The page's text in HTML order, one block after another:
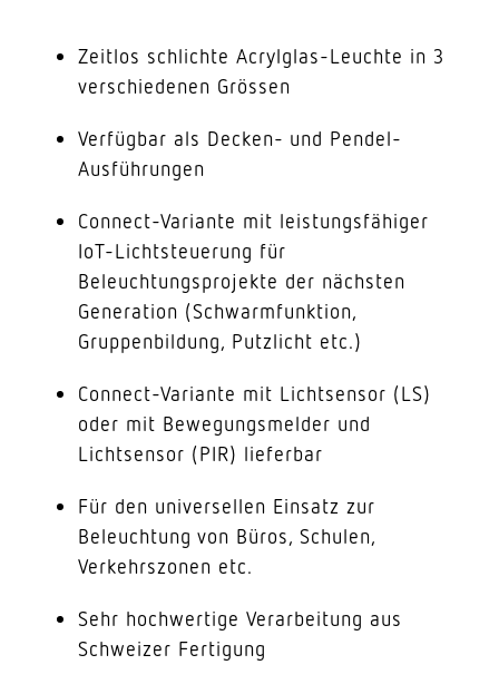
Zeitlos schlichte Acrylglas-Leuchte in 3
verschiedenen Grössen
Verfügbar als Decken- und Pendel-
Ausführungen
Connect-Variante mit leistungsfähiger
IoT-Lichtsteuerung für
Beleuchtungsprojekte der nächsten
Generation (Schwarmfunktion,
Gruppenbildung, Putzlicht etc.)
Connect-Variante mit Lichtsensor (LS)
oder mit Bewegungsmelder und
Lichtsensor (PIR) lieferbar
Für den universellen Einsatz zur
Beleuchtung von Büros, Schulen,
Verkehrszonen etc.
Sehr hochwertige Verarbeitung aus
Schweizer Fertigung